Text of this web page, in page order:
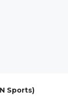
Sports)